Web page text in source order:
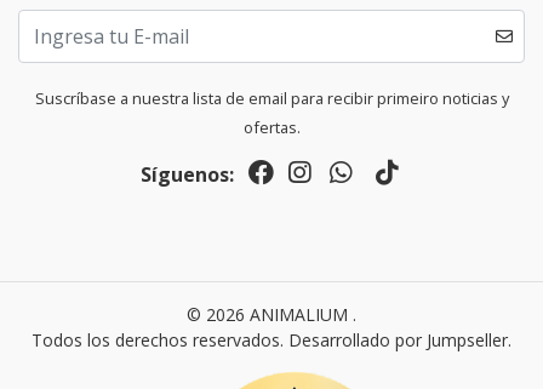
Suscríbase a nuestra lista de email para recibir primeiro noticias y
ofertas.
Síguenos:
© 2026 ANIMALIUM .
Todos los derechos reservados. Desarrollado por Jumpseller.